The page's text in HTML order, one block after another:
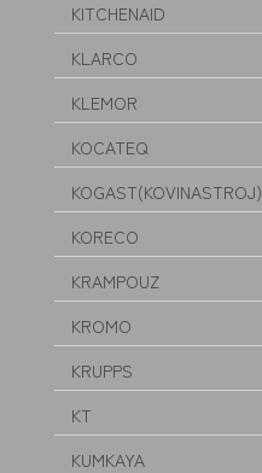
KITCHENAID
KLARCO
KLEMOR
KOCATEQ
KOGAST(KOVINASTROJ)
KORECO
KRAMPOUZ
KROMO
KRUPPS
KT
KUMKAYA